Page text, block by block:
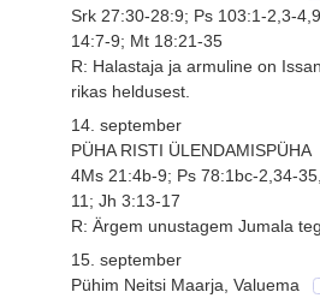
Srk 27:30-28:9; Ps 103:1-2,3-
14:7-9; Mt 18:21-35
R: Halastaja ja armuline on
rikas heldusest.
14. september
PÜHA RISTI ÜLENDAMISPÜHA
4Ms 21:4b-9; Ps 78:1bc-2,34-
11; Jh 3:13-17
R: Ärgem unustagem Jumala
15. september
Pühim Neitsi Maarja, Valuema